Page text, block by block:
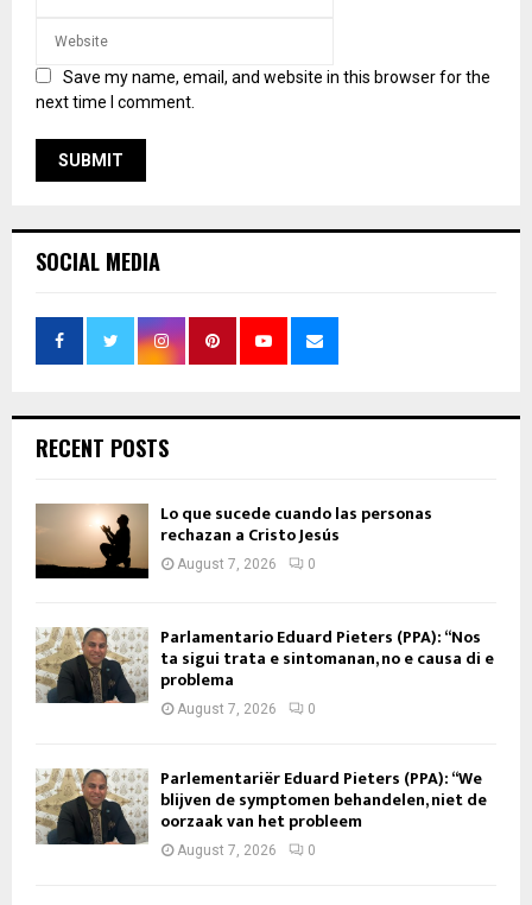
Save my name, email, and website in this browser for the
next time I comment.
SOCIAL MEDIA
RECENT POSTS
Lo que sucede cuando las personas
rechazan a Cristo Jesús
August 7, 2026 0
Parlamentario Eduard Pieters (PPA): “Nos
ta sigui trata e sintomanan, no e causa di e
problema
August 7, 2026 0
Parlementariër Eduard Pieters (PPA): “We
blijven de symptomen behandelen, niet de
oorzaak van het probleem
August 7, 2026 0